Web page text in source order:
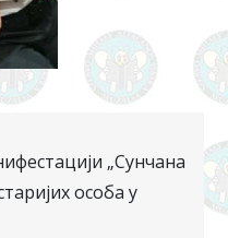
„Сунчана
особа у